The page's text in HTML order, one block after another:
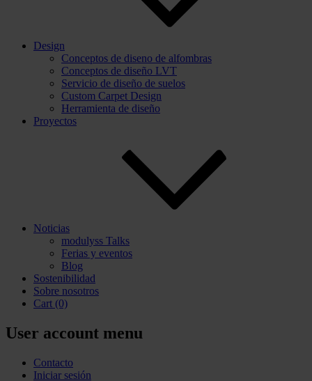
Design
Conceptos de diseno de alfombras
Conceptos de diseño LVT
Servicio de diseño de suelos
Custom Carpet Design
Herramienta de diseño
Proyectos
Noticias
modulyss Talks
Ferias y eventos
Blog
Sostenibilidad
Sobre nosotros
Cart (0)
User account menu
Contacto
Iniciar sesión